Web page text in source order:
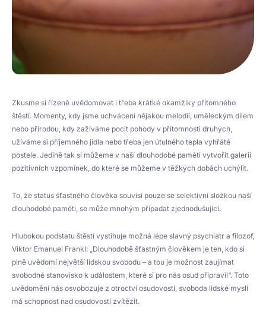
Zkusme si řízeně uvědomovat i třeba krátké okamžiky přítomného
štěstí. Momenty, kdy jsme uchváceni nějakou melodií, uměleckým dílem
nebo přírodou, kdy zažíváme pocit pohody v přítomnosti druhých,
užíváme si příjemného jídla nebo třeba jen útulného tepla vyhřáté
postele. Jedině tak si můžeme v naší dlouhodobé paměti vytvořit galerii
pozitivních vzpomínek, do které se můžeme v těžkých dobách uchýlit.
To, že status šťastného člověka souvisí pouze se selektivní složkou naší
dlouhodobé paměti, se může mnohým připadat zjednodušující.
Hlubokou podstatu štěstí vystihuje možná lépe slavný psychiatr a filozof,
Viktor Emanuel Frankl: „Dlouhodobě šťastným člověkem je ten, kdo si
plně uvědomí největší lidskou svobodu – a tou je možnost zaujímat
svobodné stanovisko k událostem, které si pro nás osud připravil“. Toto
uvědomění nás osvobozuje z otroctví osudovosti, svoboda lidské mysli
má schopnost nad osudovostí zvítězit.